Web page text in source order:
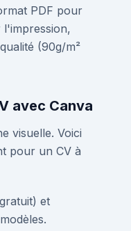
PDF pour
l'impression,
(90g/m²
avec Canva
visuelle. Voici
pour un CV à
et